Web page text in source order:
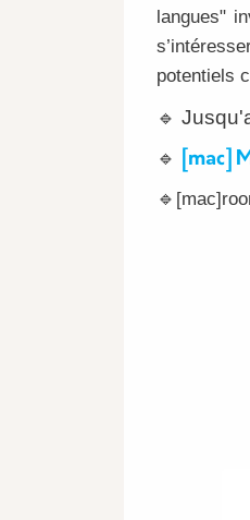
langues"
potentiels
🔹
🔹
[mac]
🔹